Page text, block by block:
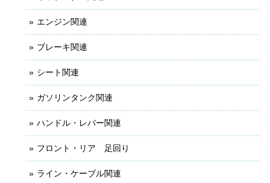
エンジン関連
ブレーキ関連
シート関連
ガソリンタンク関連
ハンドル・レバー関連
フロント・リア 足回り
ライン・ケーブル関連